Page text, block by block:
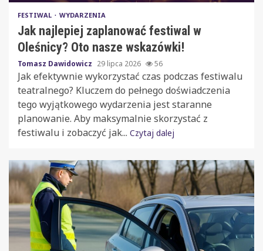
FESTIWAL WYDARZENIA
Jak najlepiej zaplanować festiwal w
Oleśnicy? Oto nasze wskazówki!
Tomasz Dawidowicz 29 lipca 2026 56
Jak efektywnie wykorzystać czas podczas festiwalu
teatralnego? Kluczem do pełnego doświadczenia
tego wyjątkowego wydarzenia jest staranne
planowanie. Aby maksymalnie skorzystać z
festiwalu i zobaczyć jak... Czytaj dalej